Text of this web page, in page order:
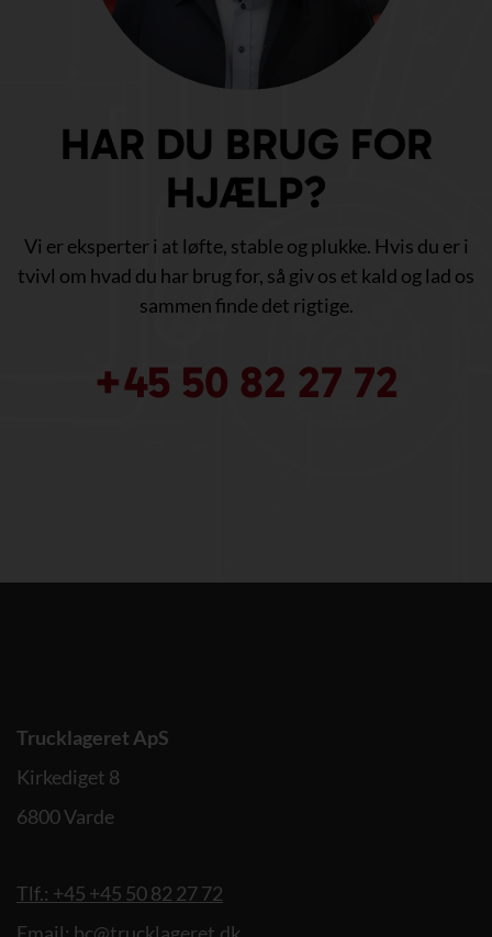
HAR DU BRUG FOR
HJÆLP?
Vi er eksperter i at løfte, stable og plukke. Hvis du er i
tvivl om hvad du har brug for, så giv os et kald og lad os
sammen finde det rigtige.
+45 50 82 27 72
Trucklageret ApS
Kirkediget 8
6800 Varde
Tlf.: +45 +45 50 82 27 72